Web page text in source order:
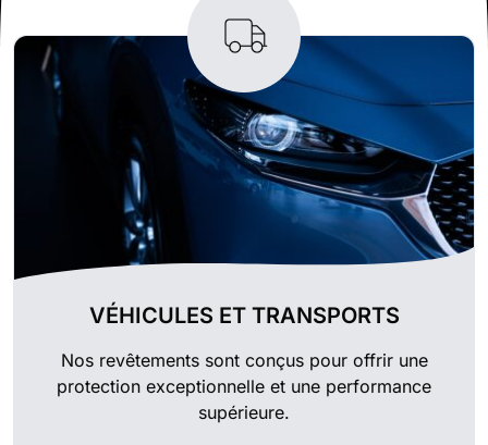
VÉHICULES ET TRANSPORTS
Nos revêtements sont conçus pour offrir une
protection exceptionnelle et une performance
supérieure.